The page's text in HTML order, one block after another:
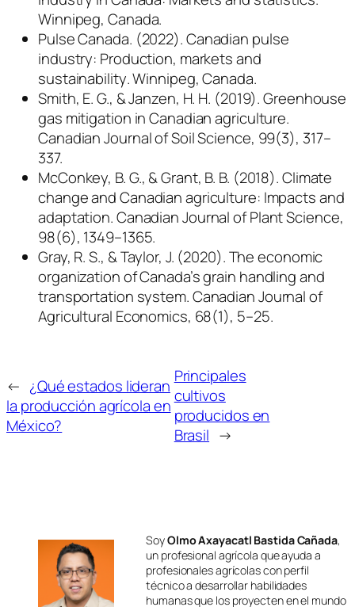
Winnipeg, Canada.
Pulse Canada. (2022).Canadian pulse
industry: Production, markets and
sustainability. Winnipeg, Canada.
Smith, E. G., & Janzen, H. H. (2019). Greenhouse
gas mitigation in Canadian agriculture.
Canadian Journal of Soil Science, 99(3), 317–
337.
McConkey, B. G., & Grant, B. B. (2018). Climate
change and Canadian agriculture: Impacts and
adaptation.Canadian Journal of Plant Science,
98(6), 1349–1365.
Gray, R. S., & Taylor, J. (2020). The economic
organization of Canada’s grain handling and
transportation system.Canadian Journal of
Agricultural Economics, 68(1), 5–25.
← ¿Qué estados lideran
la producción agrícola en
México?
Principales
cultivos
producidos en
Brasil →
SoyOlmo Axayacatl Bastida Cañada,
un profesional agrícola que ayuda a
profesionales agrícolas con perfil
técnico a desarrollar habilidades
humanas que los proyecten en el mundo